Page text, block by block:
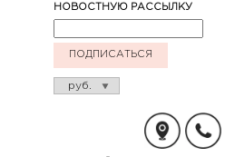
НОВОСТНУЮ РАССЫЛКУ
ПОДПИСАТЬСЯ